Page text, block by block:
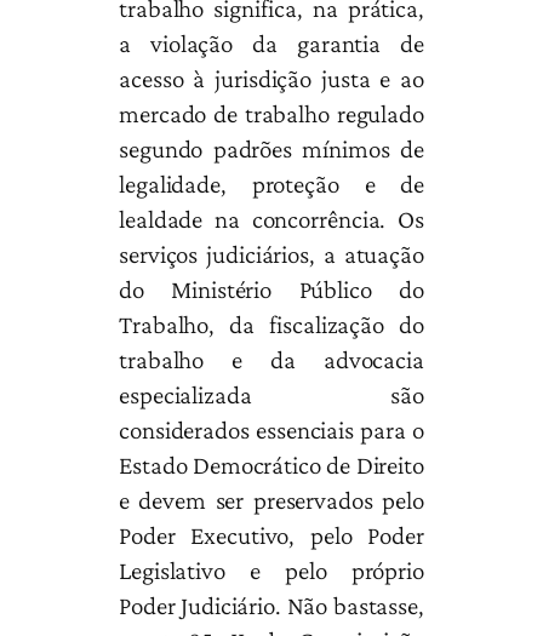
trabalho significa, na prática,
a violação da garantia de
acesso à jurisdição justa e ao
mercado de trabalho regulado
segundo padrões mínimos de
legalidade, proteção e de
lealdade na concorrência. Os
serviços judiciários, a atuação
do Ministério Público do
Trabalho, da fiscalização do
trabalho e da advocacia
especializada são
considerados essenciais para o
Estado Democrático de Direito
e devem ser preservados pelo
Poder Executivo, pelo Poder
Legislativo e pelo próprio
Poder Judiciário. Não bastasse,